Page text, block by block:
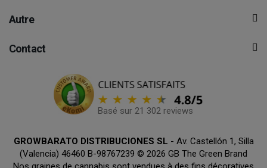
Autre
Contact
Basé sur 21 302 reviews
GROWBARATO DISTRIBUCIONES SL - Av. Castellón 1, Silla
(Valencia) 46460 B-98767239 © 2026 GB The Green Brand